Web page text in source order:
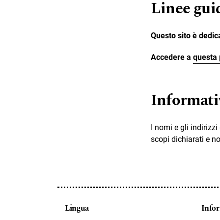
Linee
Questo sito è
Accedere a questa
I nomi e gli
scopi dichiarati e
Lingua